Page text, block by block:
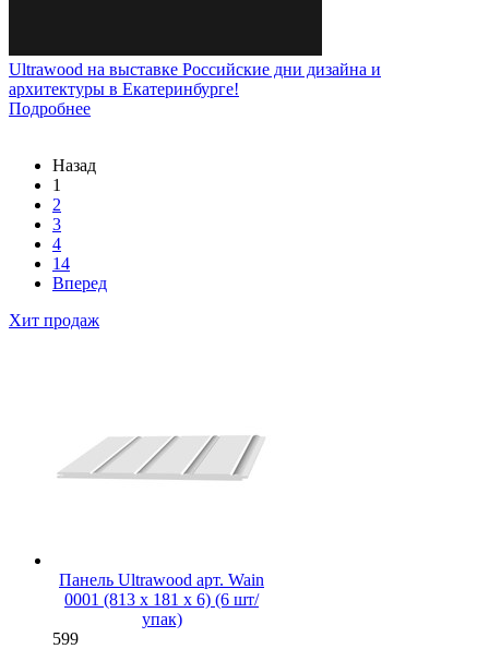
Ultrawood на выставке Российские дни дизайна и
архитектуры в Екатеринбурге!
Подробнее
Назад
1
2
3
4
14
Вперед
Хит продаж
Панель Ultrawood арт. Wain
0001 (813 х 181 х 6) (6 шт/
упак)
599